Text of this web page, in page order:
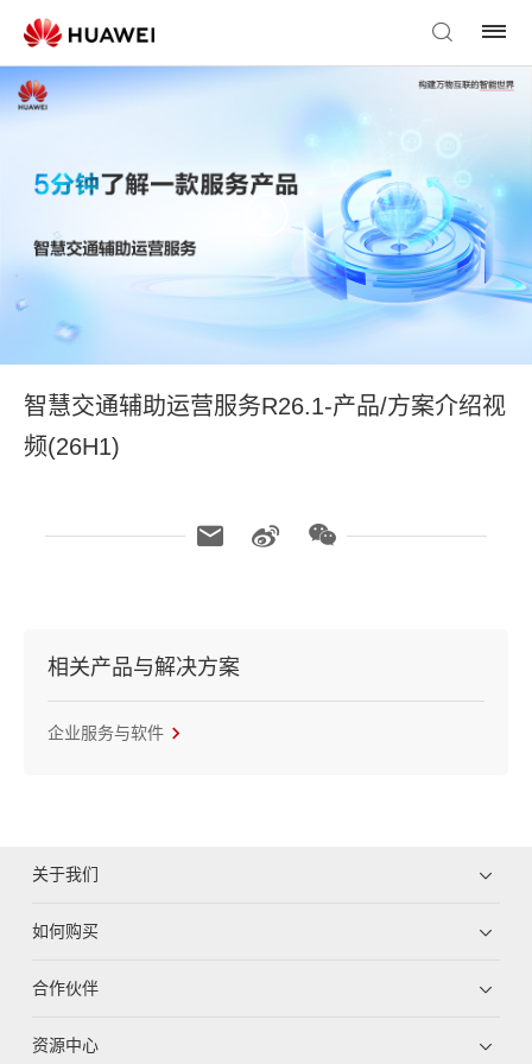
智慧交通辅助运营服务R26.1-产品/方案介绍视
频(26H1)
相关产品与解决方案
企业服务与软件
关于我们
如何购买
合作伙伴
资源中心